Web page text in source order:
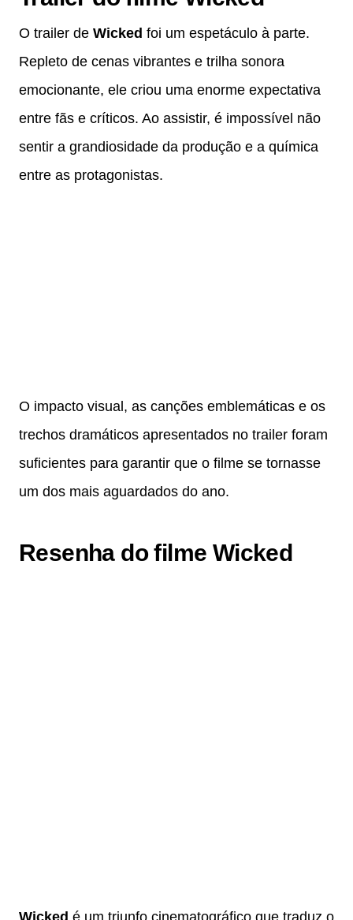
O trailer de Wicked foi um espetáculo à parte.
Repleto de cenas vibrantes e trilha sonora
emocionante, ele criou uma enorme expectativa
entre fãs e críticos. Ao assistir, é impossível não
sentir a grandiosidade da produção e a química
entre as protagonistas.
O impacto visual, as canções emblemáticas e os
trechos dramáticos apresentados no trailer foram
suficientes para garantir que o filme se tornasse
um dos mais aguardados do ano.
Resenha do filme Wicked
Wicked é um triunfo cinematográfico que traduz o